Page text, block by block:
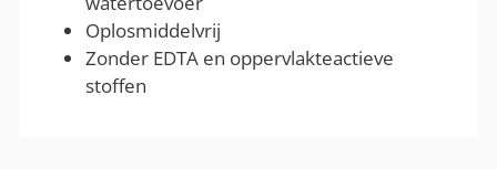
Oplosmiddelvrij
Zonder EDTA en oppervlakteactieve
stoffen